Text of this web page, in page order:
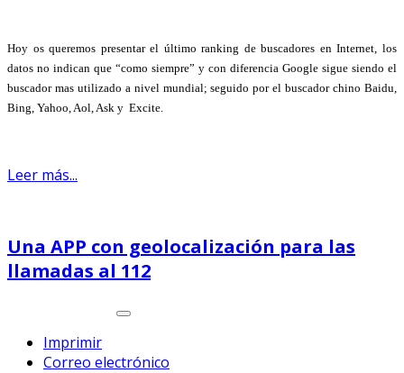
Hoy os queremos presentar el último ranking de buscadores en Internet, los
datos no indican que “como siempre” y con diferencia Google sigue siendo el
buscador mas utilizado a nivel mundial; seguido por el buscador chino Baidu,
Bing, Yahoo, Aol, Ask y Excite.
Leer más...
Una APP con geolocalización para las
llamadas al 112
Imprimir
Correo electrónico